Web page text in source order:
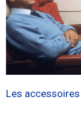
Les